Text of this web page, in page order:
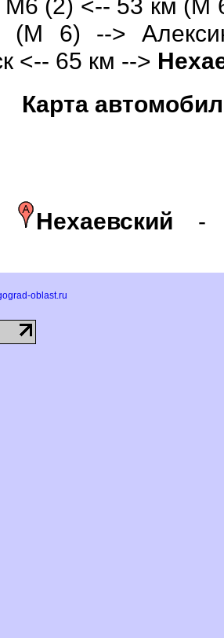
6) -->
<-- 65 км -->
Карта
Нехаевский
oblast.ru